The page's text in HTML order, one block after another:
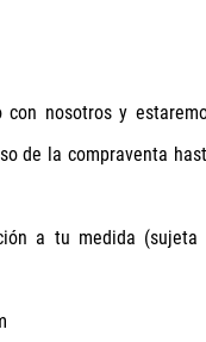
nosotros y
de la compraventa
a tu medida (sujeta